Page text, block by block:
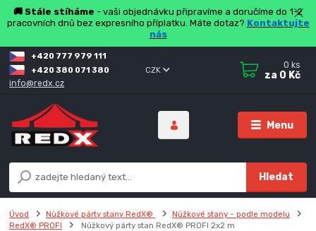
🚚 Stále stíháme - vaši objednávku připravíme a doručíme do 1-2
pracovních dnů bez expresního příplatku. Máte dotaz? Kontaktujte
nás
Menu
CZK
Hledat
+420 777 979 111
+420 380 071 380
info@redx.cz
0 ks
za 0 Kč
Úvod Nůžkové párty stany RedX®
Nůžkové stany - podle modelu
RedX® PROFI
Nůžkový párty stan RedX® PROFI 2x2 m